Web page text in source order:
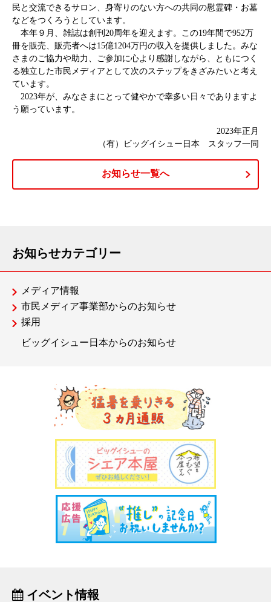
民と交流できるサロン、身寄りのない方への共同の慰霊碑・お墓
などをつくろうとしています。
本年９月、雑誌は創刊20周年を迎えます。この19年間で952万
冊を販売、販売者へは15億1204万円の収入を提供しました。みな
さまのご協力や助力、ご参加に心より感謝しながら、ともにつく
る独立した市民メディアとして次のステップをきざみたいと考え
ています。
2023年が、みなさまにとって健やかで幸多い日々でありますよ
う願っています。
2023年正月
（有）ビッグイシュー日本 スタッフ一同
お知らせ一覧へ
お知らせカテゴリー
メディア情報
市民メディア事業部からのお知らせ
採用
ビッグイシュー日本からのお知らせ
イベント情報